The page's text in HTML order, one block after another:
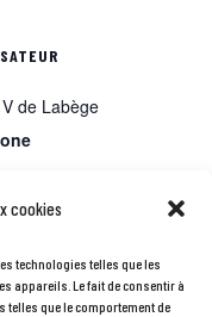
cookies
technologies telles que les
appareils. Le fait de consentir à
telles que le comportement de
de Labège